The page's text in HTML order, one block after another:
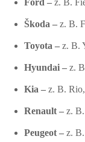
Ford – z. B.
Škoda – z. B.
Toyota – z. B.
Hyundai – z.
Kia – z. B.
Renault – z.
Peugeot – z.